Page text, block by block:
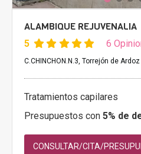
ALAMBIQUE REJUVENALIA
5 6
C.CHINCHON.N.3, Torrejón de Ardoz
Tratamientos capilares
Presupuestos con 5% de
CONSULTAR/CITA/